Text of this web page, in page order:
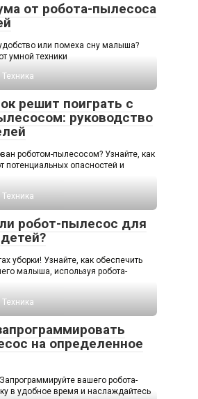
от робота-пылесоса
или помеха сну малыша?
умной техники
Техника
решит поиграть с
руководство
роботом-пылесосом? Узнайте, как
потенциальных опасностей и
Техника
робот-пылесос для
уборки! Узнайте, как обеспечить
малыша, используя робота-
Техника
на определенное
вашего робота-
в удобное время и наслаждайтесь